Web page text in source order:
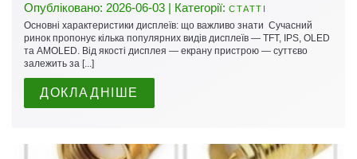
Опубліковано: 2026-06-03 | Категорії: СТАТТІ
Основні характеристики дисплеїв: що важливо знати Сучасний
ринок пропонує кілька популярних видів дисплеїв — TFT, IPS, OLED
та AMOLED. Від якості дисплея — екрану пристрою — суттєво
залежить за [...]
ДОКЛАДНІШЕ